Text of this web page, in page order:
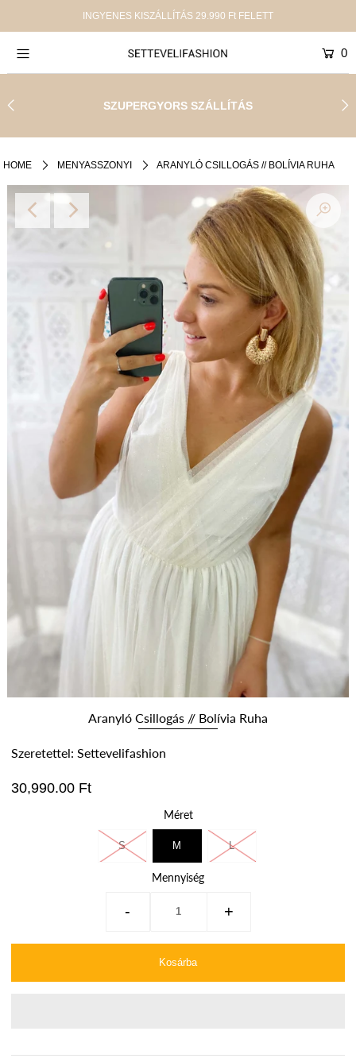
INGYENES KISZÁLLÍTÁS 29.990 Ft FELETT
0
SZUPERGYORS SZÁLLÍTÁS
HOME MENYASSZONYI ARANYLÓ CSILLOGÁS // BOLÍVIA RUHA
Aranyló Csillogás // Bolívia Ruha
Szeretettel: Settevelifashion
30,990.00 Ft
Méret
S M L
Mennyiség
- +
Shop
Infinity
Rólunk
Jelentkezz be, vagy hozz létre egy fiókot